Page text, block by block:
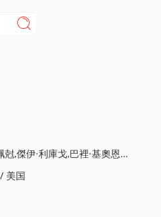

,馬尅·威爾金森,托馬斯·阿諾德,安迪·M·米利根,羅利·威爾遜,馬尅斯·凱文漢姆
美国